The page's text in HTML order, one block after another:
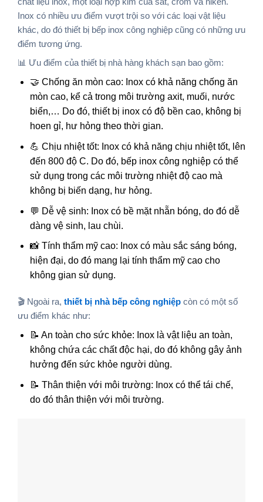
Inox có nhiều ưu điểm vượt trội so với các loại vật liệu
khác, do đó thiết bị bếp inox công nghiệp cũng có những ưu
điểm tương ứng.
📊 Ưu điểm của thiết bị nhà hàng khách sạn bao gồm:
🤝 Chống ăn mòn cao: Inox có khả năng chống ăn
mòn cao, kể cả trong môi trường axit, muối, nước
biển,… Do đó, thiết bị inox có độ bền cao, không bị
hoen gỉ, hư hỏng theo thời gian.
💪 Chịu nhiệt tốt: Inox có khả năng chịu nhiệt tốt, lên
đến 800 độ C. Do đó, bếp inox công nghiệp có thể
sử dụng trong các môi trường nhiệt độ cao mà
không bị biến dạng, hư hỏng.
💬 Dễ vệ sinh: Inox có bề mặt nhẵn bóng, do đó dễ
dàng vệ sinh, lau chùi.
📸 Tính thẩm mỹ cao: Inox có màu sắc sáng bóng,
hiện đại, do đó mang lại tính thẩm mỹ cao cho
không gian sử dụng.
🎬 Ngoài ra, thiết bị nhà bếp công nghiệp còn có một số
ưu điểm khác như:
📝 An toàn cho sức khỏe: Inox là vật liệu an toàn,
không chứa các chất độc hại, do đó không gây ảnh
hưởng đến sức khỏe người dùng.
📝 Thân thiện với môi trường: Inox có thể tái chế,
do đó thân thiện với môi trường.